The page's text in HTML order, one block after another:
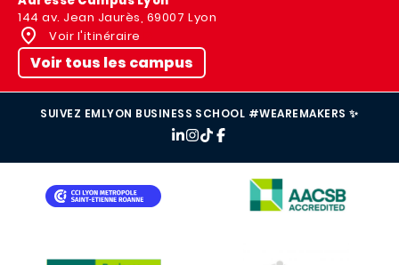
144 av. Jean Jaurès, 69007 Lyon
Voir l'itinéraire
Voir tous les campus
SUIVEZ EMLYON BUSINESS SCHOOL #WEAREMAKERS ✨
IMAGE